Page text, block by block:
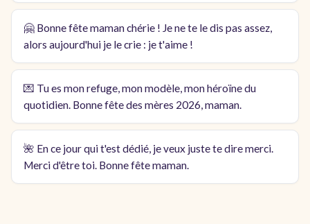
🤗 Bonne fête maman chérie ! Je ne te le dis pas assez,
alors aujourd'hui je le crie : je t'aime !
💌 Tu es mon refuge, mon modèle, mon héroïne du
quotidien. Bonne fête des mères 2026, maman.
🌺 En ce jour qui t'est dédié, je veux juste te dire merci.
Merci d'être toi. Bonne fête maman.